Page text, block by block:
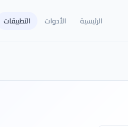
الرئيسية الأدوات التطبيقات